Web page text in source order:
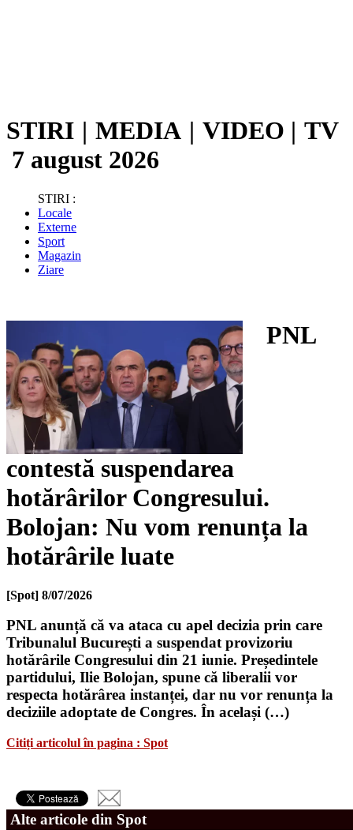
STIRI | MEDIA | VIDEO | TV
7 august 2026
STIRI :
Locale
Externe
Sport
Magazin
Ziare
PNL
contestă suspendarea
hotărârilor Congresului.
Bolojan: Nu vom renunța la
hotărârile luate
[Spot] 8/07/2026
PNL anunță că va ataca cu apel decizia prin care
Tribunalul București a suspendat provizoriu
hotărârile Congresului din 21 iunie. Președintele
partidului, Ilie Bolojan, spune că liberalii vor
respecta hotărârea instanței, dar nu vor renunța la
deciziile adoptate de Congres. În același (…)
Citiți articolul în pagina : Spot
Alte articole din Spot